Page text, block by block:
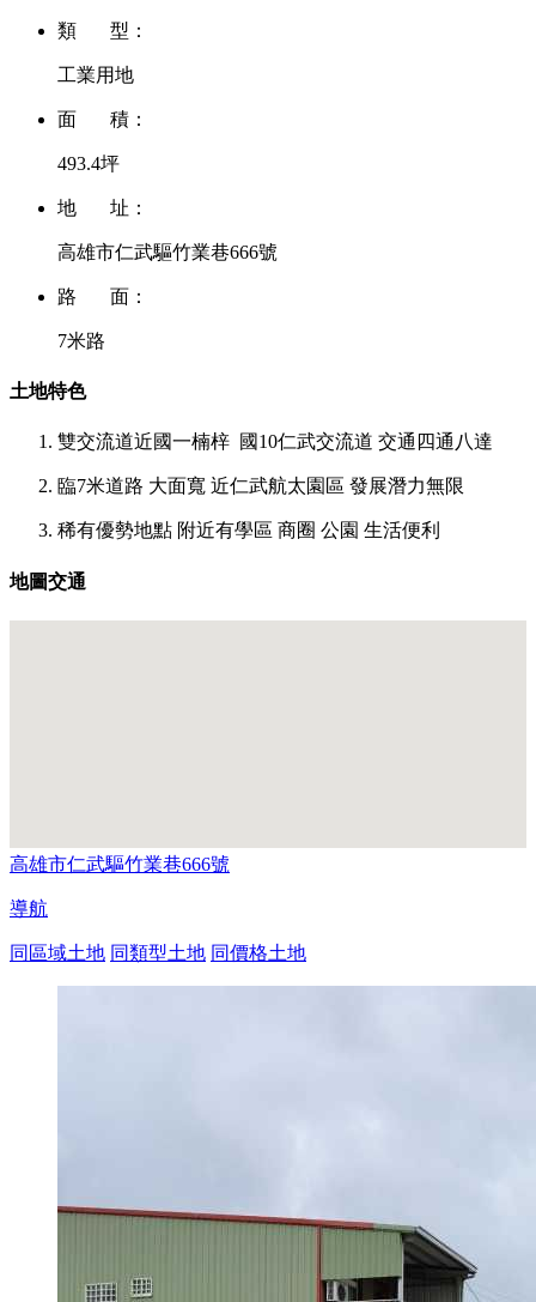
類 型：
工業用地
面 積：
493.4坪
地 址：
高雄市仁武驅竹業巷666號
路 面：
7米路
土地特色
雙交流道近國一楠梓 國10仁武交流道 交通四通八達
臨7米道路 大面寬 近仁武航太園區 發展潛力無限
稀有優勢地點 附近有學區 商圈 公園 生活便利
地圖交通
高雄市仁武驅竹業巷666號
導航
同區域土地 同類型土地 同價格土地